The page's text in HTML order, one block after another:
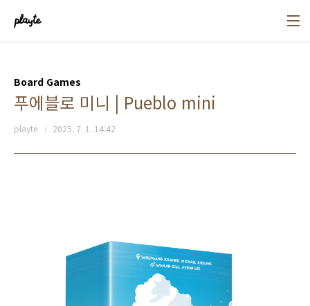
Board Games
푸에블로 미니 | Pueblo mini
playte 2025. 7. 1. 14:42